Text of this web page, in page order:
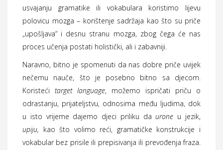
usvajanju gramatike ili vokabulara koristimo lijevu
polovicu mozga – korištenje sadržaja kao što su priče
„upošljava“ i desnu stranu mozga, zbog čega će nas
proces učenja postati holistički, ali i zabavniji.
Naravno, bitno je spomenuti da nas dobre priče uvijek
nečemu nauče, što je posebno bitno sa djecom.
Koristeći target language, možemo ispričati priču o
odrastanju, prijateljstvu, odnosima među ljudima, dok
u isto vrijeme dajemo djeci priliku daurone u jezik,
upiju, kao što volimo reći, gramatičke konstrukcije i
vokabular bez prisile ili prepisivanja ili prevođenja fraza.